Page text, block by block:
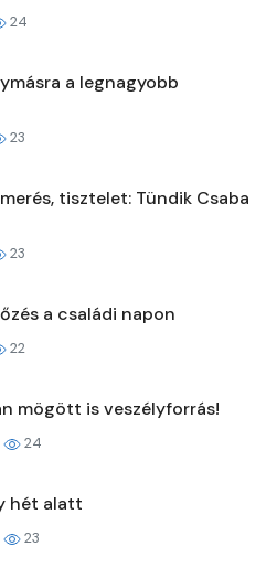
24
a legnagyobb
23
tisztelet: Tündik Csaba
23
a családi napon
22
mögött is veszélyforrás!
24
hét alatt
23